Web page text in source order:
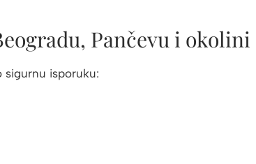
Pančevu i okolini
sigurnu isporuku: